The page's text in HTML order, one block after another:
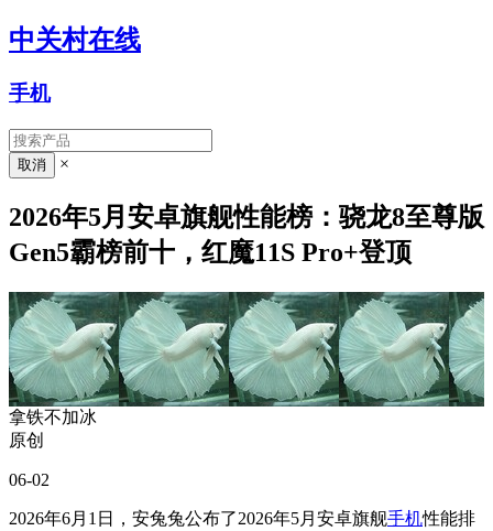
中关村在线
手机
×
2026年5月安卓旗舰性能榜：骁龙8至尊版
Gen5霸榜前十，红魔11S Pro+登顶
拿铁不加冰
原创
06-02
2026年6月1日，安兔兔公布了2026年5月安卓旗舰手机性能排